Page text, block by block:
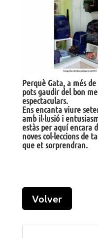
Perquè Gata, a més
pots gaudir del bon
espectaculars.
Ens encanta viure
amb il·lusió i
estàs per aquí encara
noves col·leccions de
que et sorprendran.